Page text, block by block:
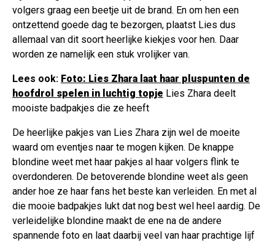
volgers graag een beetje uit de brand. En om hen een
ontzettend goede dag te bezorgen, plaatst Lies dus
allemaal van dit soort heerlijke kiekjes voor hen. Daar
worden ze namelijk een stuk vrolijker van.
Lees ook: Foto: Lies Zhara laat haar pluspunten de
hoofdrol spelen in luchtig topje Lies Zhara deelt
mooiste badpakjes die ze heeft
De heerlijke pakjes van Lies Zhara zijn wel de moeite
waard om eventjes naar te mogen kijken. De knappe
blondine weet met haar pakjes al haar volgers flink te
overdonderen. De betoverende blondine weet als geen
ander hoe ze haar fans het beste kan verleiden. En met al
die mooie badpakjes lukt dat nog best wel heel aardig. De
verleidelijke blondine maakt de ene na de andere
spannende foto en laat daarbij veel van haar prachtige lijf